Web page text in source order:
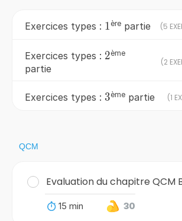
Exercices types : 1
1 ère partie (5
Exercices types : 2
2ème
partie
(2
Exercices types : 3
3ème partie (1
QCM
Evaluation du chapitre QCM
15 min 30